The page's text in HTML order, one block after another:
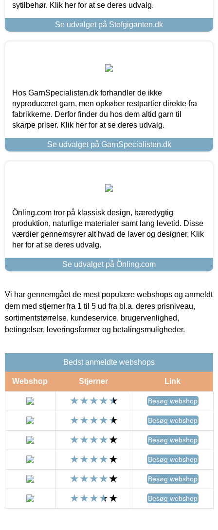
sytilbehør. Klik her for at se deres udvalg.
Se udvalget på Stofgiganten.dk
Hos GarnSpecialisten.dk forhandler de ikke
nyproduceret garn, men opkøber restpartier direkte fra
fabrikkerne. Derfor finder du hos dem altid garn til
skarpe priser. Klik her for at se deres udvalg.
Se udvalget på GarnSpecialisten.dk
Önling.com tror på klassisk design, bæredygtig
produktion, naturlige materialer samt lang levetid. Disse
værdier gennemsyrer alt hvad de laver og designer. Klik
her for at se deres udvalg.
Se udvalget på Önling.com
Vi har gennemgået de mest populære webshops og anmeldt
dem med stjerner fra 1 til 5 ud fra bl.a. deres prisniveau,
sortimentstørrelse, kundeservice, brugervenlighed,
betingelser, leveringsformer og betalingsmuligheder.
Bedst anmeldte webshops
Webshop Stjerner Link
Besøg webshop
Besøg webshop
Besøg webshop
Besøg webshop
Besøg webshop
Besøg webshop